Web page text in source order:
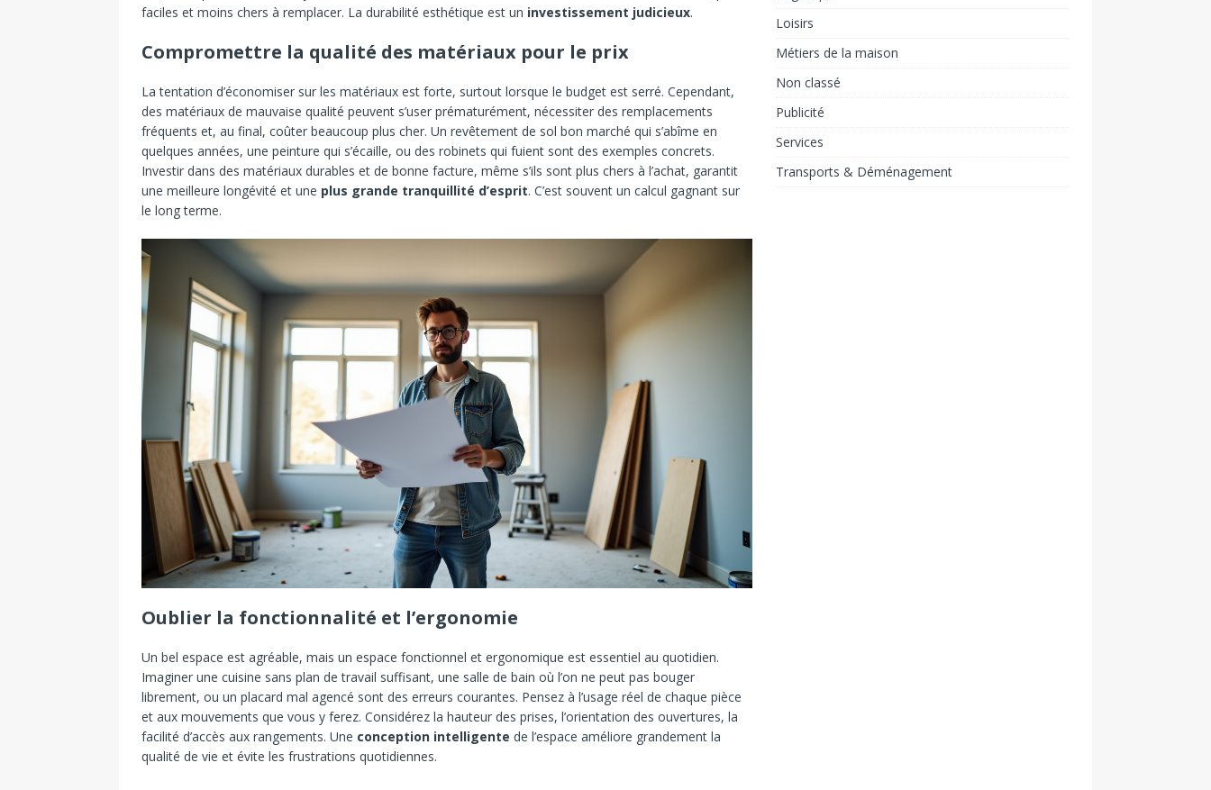
faciles et moins chers à remplacer. La durabilité esthétique est un investissement judicieux.
Compromettre la qualité des matériaux pour le prix
La tentation d’économiser sur les matériaux est forte, surtout lorsque le budget est serré. Cependant,
des matériaux de mauvaise qualité peuvent s’user prématurément, nécessiter des remplacements
fréquents et, au final, coûter beaucoup plus cher. Un revêtement de sol bon marché qui s’abîme en
quelques années, une peinture qui s’écaille, ou des robinets qui fuient sont des exemples concrets.
Investir dans des matériaux durables et de bonne facture, même s’ils sont plus chers à l’achat, garantit
une meilleure longévité et une plus grande tranquillité d’esprit. C’est souvent un calcul gagnant sur
le long terme.
Oublier la fonctionnalité et l’ergonomie
Un bel espace est agréable, mais un espace fonctionnel et ergonomique est essentiel au quotidien.
Imaginer une cuisine sans plan de travail suffisant, une salle de bain où l’on ne peut pas bouger
librement, ou un placard mal agencé sont des erreurs courantes. Pensez à l’usage réel de chaque pièce
et aux mouvements que vous y ferez. Considérez la hauteur des prises, l’orientation des ouvertures, la
facilité d’accès aux rangements. Une conception intelligente de l’espace améliore grandement la
qualité de vie et évite les frustrations quotidiennes.
Loisirs
Métiers de la maison
Non classé
Publicité
Services
Transports & Déménagement